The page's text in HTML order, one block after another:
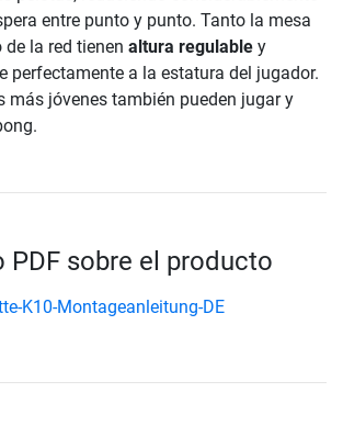
entre punto y punto. Tanto la mesa
la red tienen altura regulable y
perfectamente a la estatura del jugador.
más jóvenes también pueden jugar y
PDF sobre el producto
K10-Montageanleitung-DE